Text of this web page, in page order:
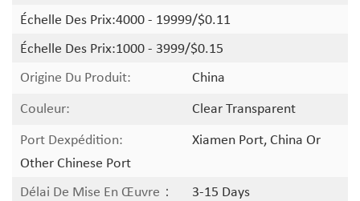
Échelle Des Prix:4000 - 19999/$0.11
Échelle Des Prix:1000 - 3999/$0.15
Origine Du Produit:
China
Couleur:
Clear Transparent
Port Dexpédition:
Xiamen Port, China Or
Other Chinese Port
Délai De Mise En Œuvre：
3-15 Days